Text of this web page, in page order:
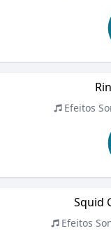
Efeitos
Squid
Efeitos